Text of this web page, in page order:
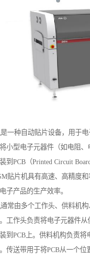
一种自动贴片设备，用于
小型电子元器件（如电阻、
到PCB（Printed Circuit
贴片机具有高速、高精度
子产品的生产效率。
常由多个工作头、供料机
工作头负责将电子元器件从
到PCB上。供料机构负责将
传送带用于将PCB从一个位